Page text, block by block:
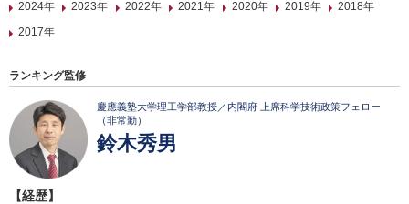
2024年
2023年 2022年 2021年 2020年 2019年
2018年
2017年
ランキング監修
慶應義塾大学理工学部教授／内閣府 上席科学技術政策フェロー
（非常勤）
鈴木秀男
【経歴】